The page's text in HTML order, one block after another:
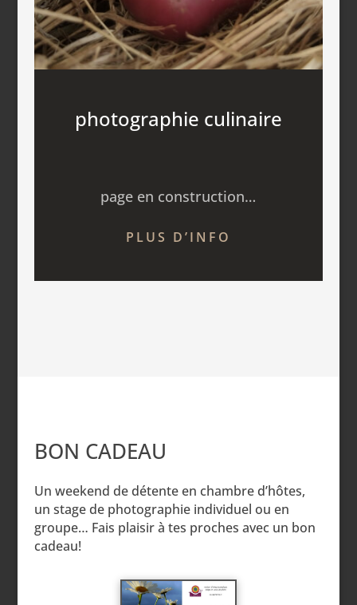
photographie culinaire
page en construction…
PLUS D’INFO
BON CADEAU
Un weekend de détente en chambre d’hôtes,
un stage de photographie individuel ou en
groupe… Fais plaisir à tes proches avec un bon
cadeau!